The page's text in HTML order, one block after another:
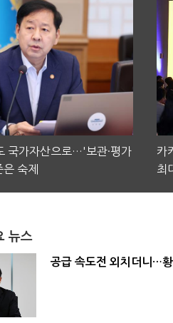
국가자산으로…'보관·평가
숙제
카
최
뉴스
공급 속도전 외치더니…